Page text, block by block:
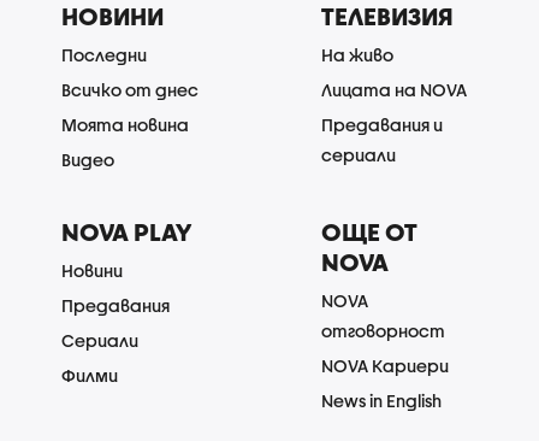
НОВИНИ
Последни
Всичко от днес
Моята новина
Видео
ТЕЛЕВИЗИЯ
На живо
Лицата на NOVA
Предавания и
сериали
NOVA PLAY
Новини
Предавания
Сериали
Филми
ОЩЕ ОТ
NOVA
NOVA
отговорност
NOVA Кариери
News in English